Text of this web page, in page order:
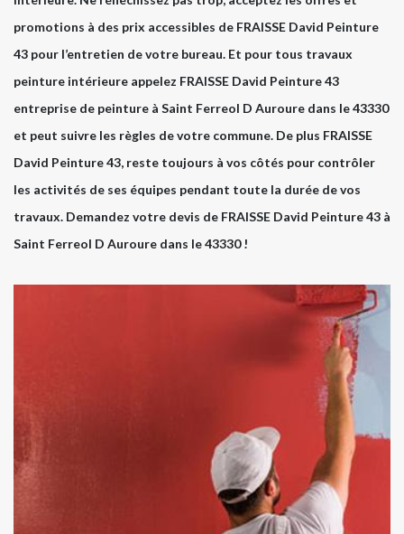
promotions à des prix accessibles de FRAISSE David Peinture
43 pour l’entretien de votre bureau. Et pour tous travaux
peinture intérieure appelez FRAISSE David Peinture 43
entreprise de peinture à Saint Ferreol D Auroure dans le 43330
et peut suivre les règles de votre commune. De plus FRAISSE
David Peinture 43, reste toujours à vos côtés pour contrôler
les activités de ses équipes pendant toute la durée de vos
travaux. Demandez votre devis de FRAISSE David Peinture 43 à
Saint Ferreol D Auroure dans le 43330 !